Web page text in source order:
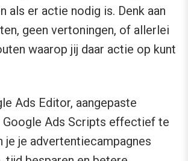
als er actie nodig is. Denk aan
geen vertoningen, of allerlei
waarop jij daar actie op kunt
Ads Editor, aangepaste
Google Ads Scripts effectief te
je je advertentiecampagnes